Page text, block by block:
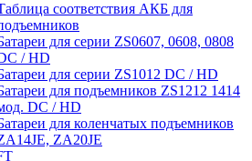
соответствия АКБ для
для серии ZS0607, 0608, 0808
/ HD
для серии ZS1012 DC / HD
для подъемников ZS1212 1414
DC / HD
для коленчатых подъемников
ZA20JE